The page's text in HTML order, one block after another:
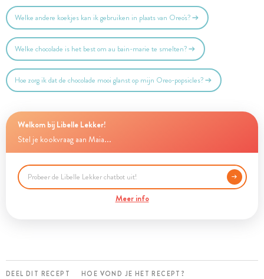
Welke andere koekjes kan ik gebruiken in plaats van Oreo's?
Welke chocolade is het best om au bain-marie te smelten?
Hoe zorg ik dat de chocolade mooi glanst op mijn Oreo-popsicles?
Welkom bij Libelle Lekker!
Stel je kookvraag aan Maia...
Meer info
DEEL DIT RECEPT HOE VOND JE HET RECEPT?